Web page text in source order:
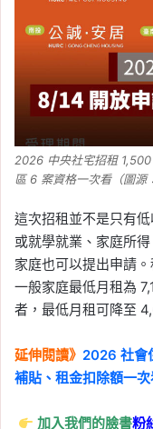
2026 中央社宅招租
區 6 案資格一次看（圖源
這次招租並不是只有
或就學就業、家庭所
家庭也可以提出申請
一般家庭最低月租為
者，最低月租可降至
延伸閱讀》 2026 社會
補貼、租金扣除額一
加入我們的臉書粉